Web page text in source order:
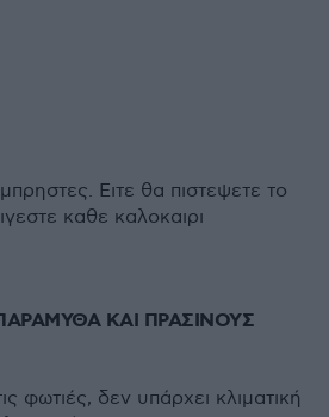
Ειτε θα πιστεψετε το
καθε καλοκαιρι
ΚΑΙ ΠΡΑΣΙΝΟΥΣ
φωτιές, δεν υπάρχει κλιματική